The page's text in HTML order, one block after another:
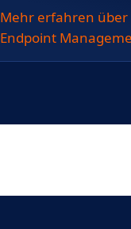
Mehr erfahren über
Endpoint